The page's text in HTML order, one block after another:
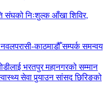
संघको निःशुल्क आँखा शिविर,
काठमाडौँ सम्पर्क समन्वय
भरतपुर महानगरको सम्मान
सेवा पुर्‍याउन सांसद छिरिङको